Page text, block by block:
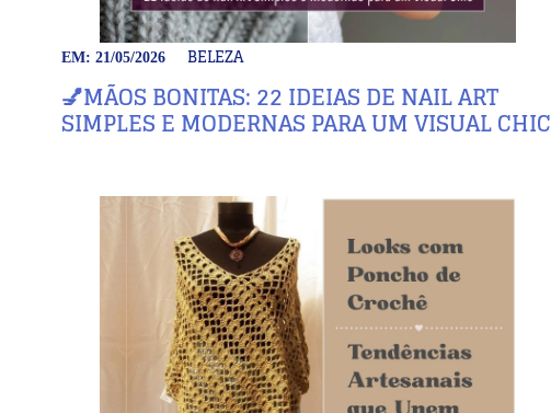
EM: 21/05/2026 BELEZA
💅MÃOS BONITAS: 22 IDEIAS DE NAIL ART
SIMPLES E MODERNAS PARA UM VISUAL CHIC